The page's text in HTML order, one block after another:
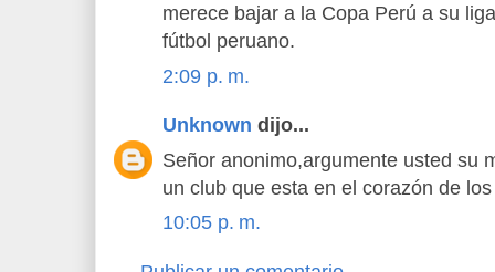
merece bajar a la Copa Perú a su
fútbol peruano.
2:09 p. m.
Unknown dijo...
Señor anonimo,argumente usted su
un club que esta en el corazón de
10:05 p. m.